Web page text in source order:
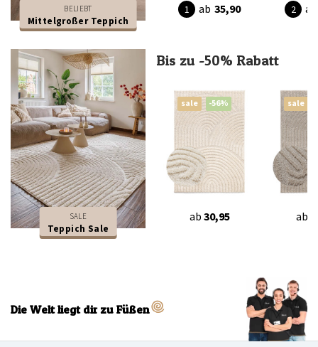
BELIEBT
Mittelgroßer Teppich
ab 35,90 ab
SALE
Teppich Sale
Bis zu -50% Rabatt
sale -56%
ab 30,95
sale
ab
Die Welt liegt dir zu Füßen